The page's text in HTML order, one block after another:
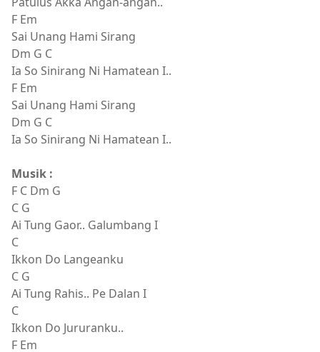
F Em
Sai Unang Hami Sirang
Dm G C
Ia So Sinirang Ni Hamatean I..
F Em
Sai Unang Hami Sirang
Dm G C
Ia So Sinirang Ni Hamatean I..
Musik :
F C Dm G
C G
Ai Tung Gaor.. Galumbang I
C
Ikkon Do Langeanku
C G
Ai Tung Rahis.. Pe Dalan I
C
Ikkon Do Jururanku..
F Em